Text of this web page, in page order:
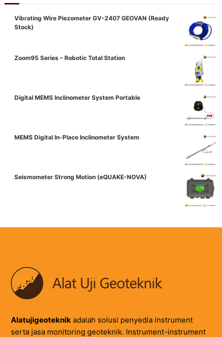
Vibrating Wire Piezometer GV-2407 GEOVAN (Ready
Stock)
Zoom95 Series – Robotic Total Station
Digital MEMS Inclinometer System Portable
MEMS Digital In-Place Inclinometer System
Seismometer Strong Motion (eQUAKE-NOVA)
Alatujigeoteknikadalah solusi penyedia instrument
serta jasa monitoring geoteknik. Instrument-instrument